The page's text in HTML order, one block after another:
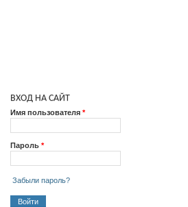
ВХОД НА САЙТ
Имя пользователя *
Пароль *
Забыли пароль?